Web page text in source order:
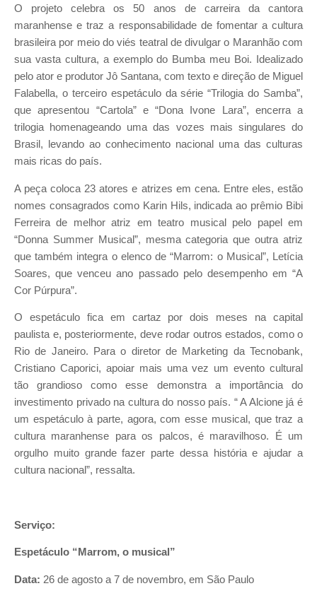
O projeto celebra os 50 anos de carreira da cantora
maranhense e traz a responsabilidade de fomentar a cultura
brasileira por meio do viés teatral de divulgar o Maranhão com
sua vasta cultura, a exemplo do Bumba meu Boi. Idealizado
pelo ator e produtor Jô Santana, com texto e direção de Miguel
Falabella, o terceiro espetáculo da série “Trilogia do Samba”,
que apresentou “Cartola” e “Dona Ivone Lara”, encerra a
trilogia homenageando uma das vozes mais singulares do
Brasil, levando ao conhecimento nacional uma das culturas
mais ricas do país.
A peça coloca 23 atores e atrizes em cena. Entre eles, estão
nomes consagrados como Karin Hils, indicada ao prêmio Bibi
Ferreira de melhor atriz em teatro musical pelo papel em
“Donna Summer Musical”, mesma categoria que outra atriz
que também integra o elenco de “Marrom: o Musical”, Letícia
Soares, que venceu ano passado pelo desempenho em “A
Cor Púrpura”.
O espetáculo fica em cartaz por dois meses na capital
paulista e, posteriormente, deve rodar outros estados, como o
Rio de Janeiro. Para o diretor de Marketing da Tecnobank,
Cristiano Caporici, apoiar mais uma vez um evento cultural
tão grandioso como esse demonstra a importância do
investimento privado na cultura do nosso país. “ A Alcione já é
um espetáculo à parte, agora, com esse musical, que traz a
cultura maranhense para os palcos, é maravilhoso. É um
orgulho muito grande fazer parte dessa história e ajudar a
cultura nacional”, ressalta.
Serviço:
Espetáculo “Marrom, o musical”
Data: 26 de agosto a 7 de novembro, em São Paulo